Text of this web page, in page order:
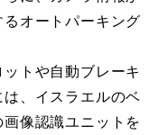
オートパーキング
トや自動ブレーキ
、イスラエルのベ
像認識ユニットを